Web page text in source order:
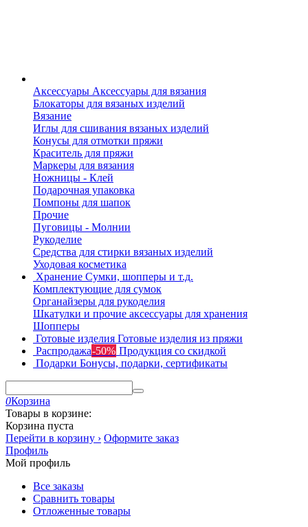
Аксессуары Аксессуары для вязания
Блокаторы для вязаных изделий
Вязание
Иглы для сшивания вязаных изделий
Конусы для отмотки пряжи
Краситель для пряжи
Маркеры для вязания
Ножницы - Клей
Подарочная упаковка
Помпоны для шапок
Прочие
Пуговицы - Молнии
Рукоделие
Средства для стирки вязаных изделий
Уходовая косметика
Хранение Сумки, шопперы и т.д.
Комплектующие для сумок
Органайзеры для рукоделия
Шкатулки и прочие аксессуары для хранения
Шопперы
Готовые изделия Готовые изделия из пряжи
Распродажа-50% Продукция со скидкой
Подарки Бонусы, подарки, сертификаты
0Корзина
Товары в корзине:
Корзина пуста
Перейти в корзину › Оформите заказ
Профиль
Мой профиль
Все заказы
Сравнить товары
Отложенные товары